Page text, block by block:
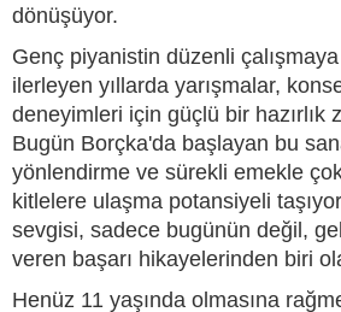
dönüşüyor.
Genç piyanistin düzenli
ilerleyen yıllarda yarışmalar,
deneyimleri için güçlü bir hazırlık
Bugün Borçka'da başlayan bu
yönlendirme ve sürekli emekle
kitlelere ulaşma potansiyeli
sevgisi, sadece bugünün değil,
veren başarı hikayelerinden biri
Henüz 11 yaşında olmasına